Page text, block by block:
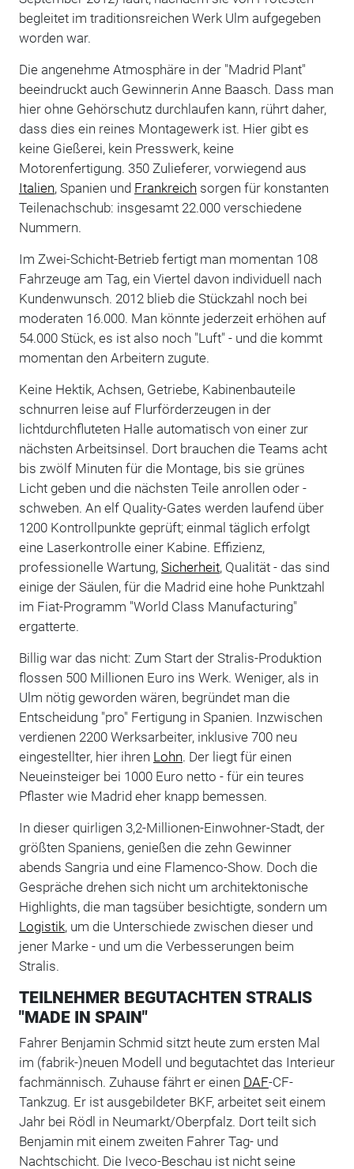
begleitet im traditionsreichen Werk Ulm aufgegeben
worden war.
Die angenehme Atmosphäre in der "Madrid Plant"
beeindruckt auch Gewinnerin Anne Baasch. Dass man
hier ohne Gehörschutz durchlaufen kann, rührt daher,
dass dies ein reines Montagewerk ist. Hier gibt es
keine Gießerei, kein Presswerk, keine
Motorenfertigung. 350 Zulieferer, vorwiegend aus
Italien, Spanien und Frankreich sorgen für konstanten
Teilenachschub: insgesamt 22.000 verschiedene
Nummern.
Im Zwei-Schicht-Betrieb fertigt man momentan 108
Fahrzeuge am Tag, ein Viertel davon individuell nach
Kundenwunsch. 2012 blieb die Stückzahl noch bei
moderaten 16.000. Man könnte jederzeit erhöhen auf
54.000 Stück, es ist also noch "Luft" - und die kommt
momentan den Arbeitern zugute.
Keine Hektik, Achsen, Getriebe, Kabinenbauteile
schnurren leise auf Flurförderzeugen in der
lichtdurchfluteten Halle automatisch von einer zur
nächsten Arbeitsinsel. Dort brauchen die Teams acht
bis zwölf Minuten für die Montage, bis sie grünes
Licht geben und die nächsten Teile anrollen oder -
schweben. An elf Quality-Gates werden laufend über
1200 Kontrollpunkte geprüft; einmal täglich erfolgt
eine Laserkontrolle einer Kabine. Effizienz,
professionelle Wartung, Sicherheit, Qualität - das sind
einige der Säulen, für die Madrid eine hohe Punktzahl
im Fiat-Programm "World Class Manufacturing"
ergatterte.
Billig war das nicht: Zum Start der Stralis-Produktion
flossen 500 Millionen Euro ins Werk. Weniger, als in
Ulm nötig geworden wären, begründet man die
Entscheidung "pro" Fertigung in Spanien. Inzwischen
verdienen 2200 Werksarbeiter, inklusive 700 neu
eingestellter, hier ihren Lohn. Der liegt für einen
Neueinsteiger bei 1000 Euro netto - für ein teures
Pflaster wie Madrid eher knapp bemessen.
In dieser quirligen 3,2-Millionen-Einwohner-Stadt, der
größten Spaniens, genießen die zehn Gewinner
abends Sangria und eine Flamenco-Show. Doch die
Gespräche drehen sich nicht um architektonische
Highlights, die man tagsüber besichtigte, sondern um
Logistik, um die Unterschiede zwischen dieser und
jener Marke - und um die Verbesserungen beim
Stralis.
TEILNEHMER BEGUTACHTEN STRALIS
"MADE IN SPAIN"
Fahrer Benjamin Schmid sitzt heute zum ersten Mal
im (fabrik-)neuen Modell und begutachtet das Interieur
fachmännisch. Zuhause fährt er einen DAF-CF-
Tankzug. Er ist ausgebildeter BKF, arbeitet seit einem
Jahr bei Rödl in Neumarkt/Oberpfalz. Dort teilt sich
Benjamin mit einem zweiten Fahrer Tag- und
Nachtschicht. Die Iveco-Beschau ist nicht seine